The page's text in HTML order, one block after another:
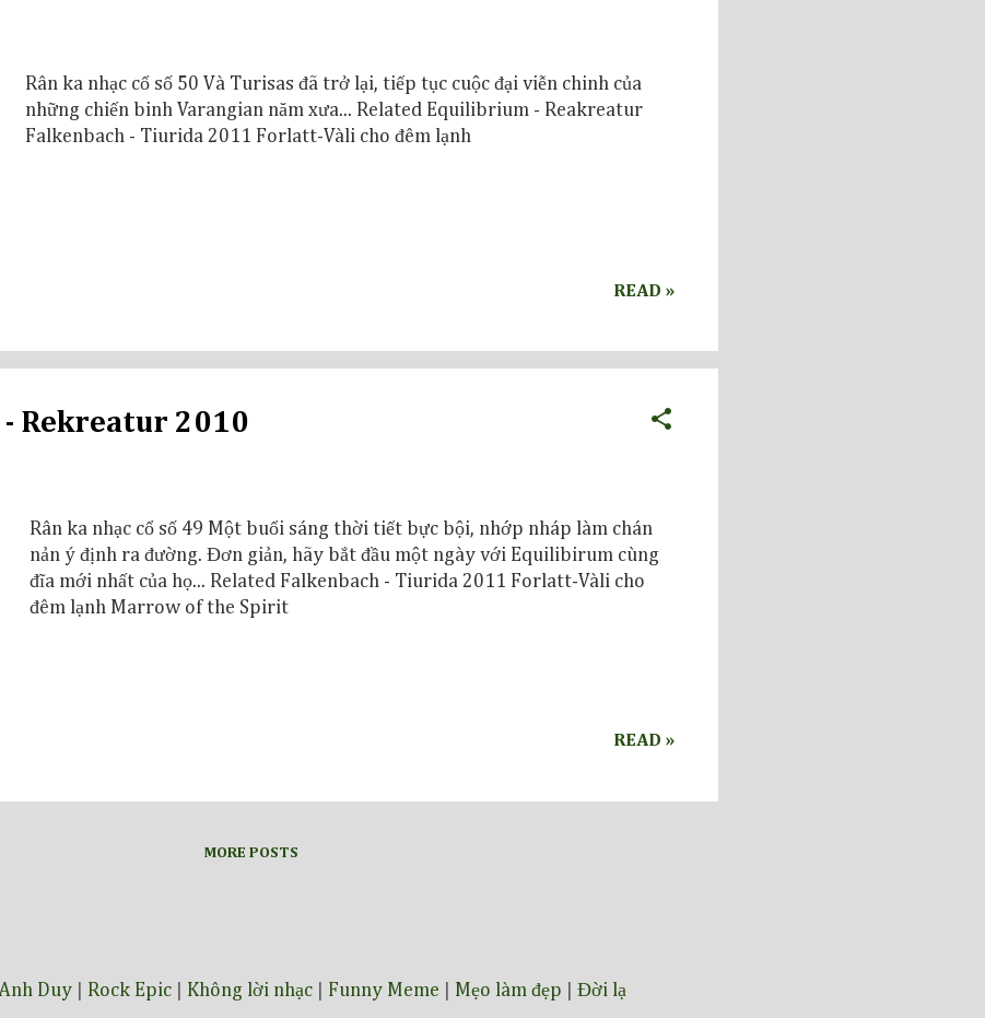
Rân ka nhạc cổ số 50 Và Turisas đã trở lại, tiếp tục cuộc đại viễn chinh của
những chiến binh Varangian năm xưa... Related Equilibrium - Reakreatur
Falkenbach - Tiurida 2011 Forlatt-Vàli cho đêm lạnh
READ »
Rekreatur 2010
Rân ka nhạc cổ số 49 Một buổi sáng thời tiết bực bội, nhớp nháp làm chán
nản ý định ra đường. Đơn giản, hãy bắt đầu một ngày với Equilibirum cùng
đĩa mới nhất của họ... Related Falkenbach - Tiurida 2011 Forlatt-Vàli cho
đêm lạnh Marrow of the Spirit
READ »
MORE POSTS
Duy Rock Epic Không lời nhạc Funny Meme Mẹo làm đẹp Đời lạ